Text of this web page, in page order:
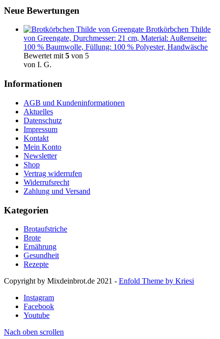
Neue Bewertungen
Brotkörbchen Thilde
von Greengate, Durchmesser: 21 cm, Material: Außenseite:
100 % Baumwolle, Füllung: 100 % Polyester, Handwäsche
Bewertet mit 5 von 5
von I. G.
Informationen
AGB und Kundeninformationen
Aktuelles
Datenschutz
Impressum
Kontakt
Mein Konto
Newsletter
Shop
Vertrag widerrufen
Widerrufsrecht
Zahlung und Versand
Kategorien
Brotaufstriche
Brote
Ernährung
Gesundheit
Rezepte
Copyright by Mixdeinbrot.de 2021 - Enfold Theme by Kriesi
Instagram
Facebook
Youtube
Nach oben scrollen